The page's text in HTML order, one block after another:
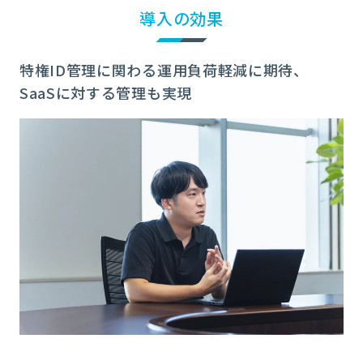
導入の効果
特権ID管理に関わる運用負荷軽減に期待、
SaaSに対する管理も実現